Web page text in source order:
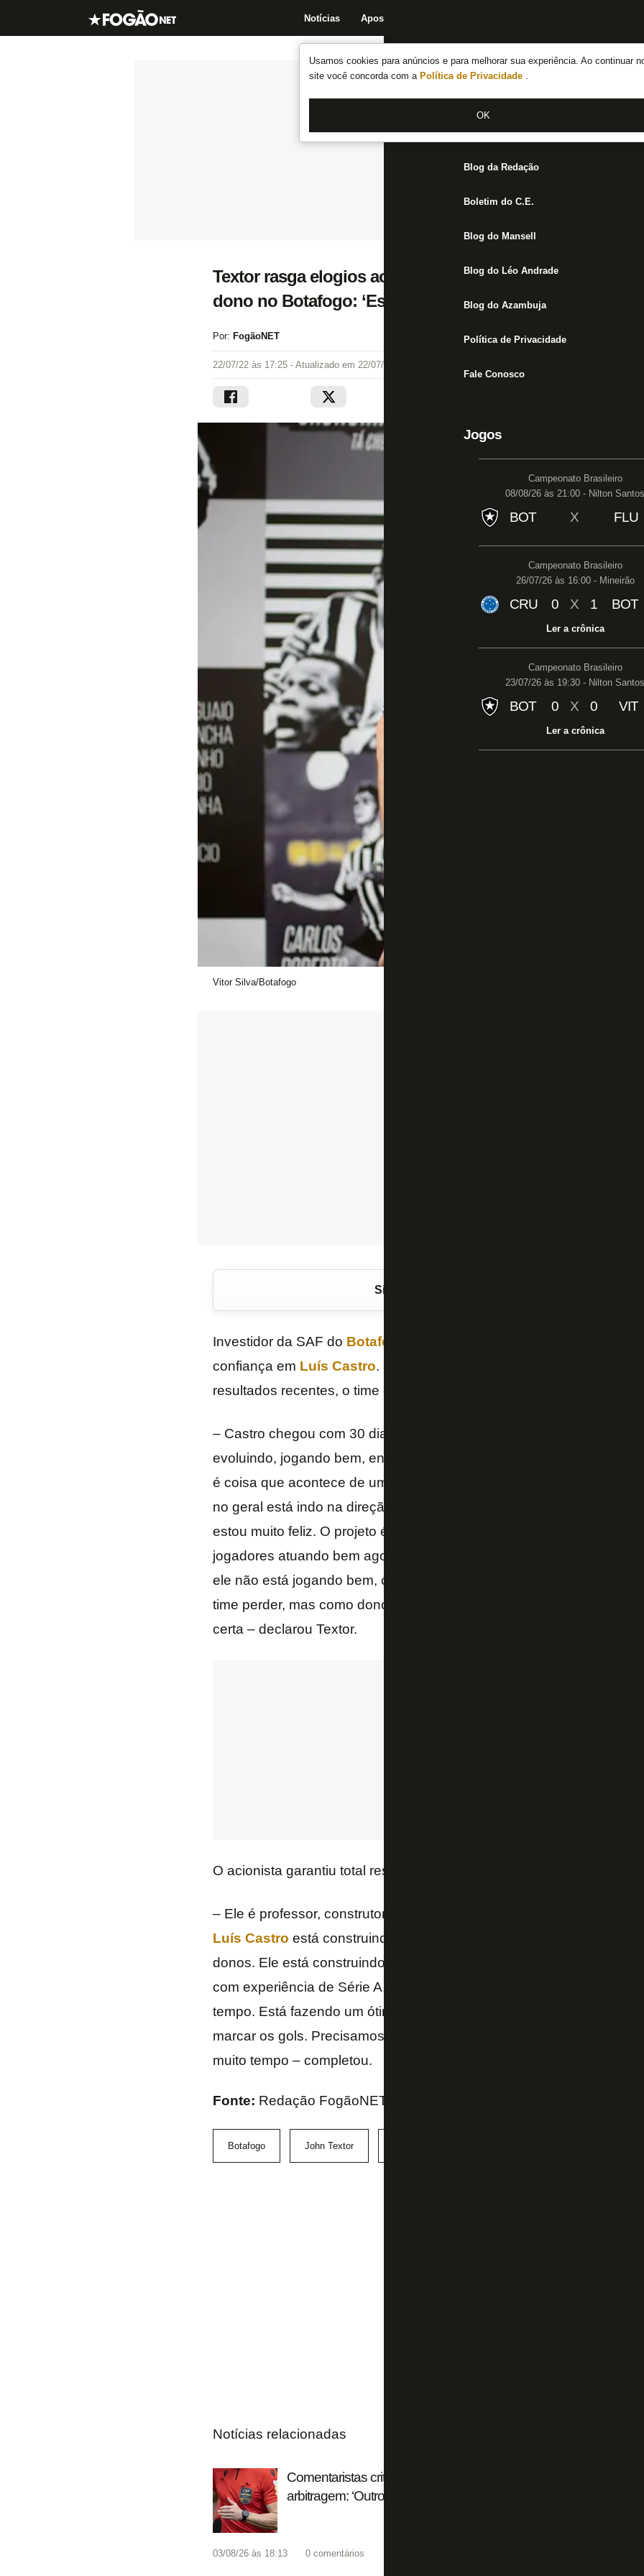
Usamos cookies para anúncios e para melhorar sua experiência. Ao continuar
site você concorda com a Política de Privacidade .
OK
Notícias Apostas
Notícias do Botafogo
Fórum
Jogos
Blog da Redação
Boletim do C.E.
Blog do Mansell
Blog do Léo Andrade
Blog do Azambuja
Política de Privacidade
Fale Conosco
Jogos
Campeonato Brasileiro
08/08/26 às 21:00 - Nilton Santos
BOT X FLU
Campeonato Brasileiro
26/07/26 às 16:00 - Mineirão
CRU 0 X 1 BOT
Ler a crônica
Campeonato Brasileiro
23/07/26 às 19:30 - Nilton Santos
BOT 0 X 0 VIT
Ler a crônica
Textor rasga elogios ao trabalho de Luís Castro e diz
dono no Botafogo: ‘Estamos indo na direção certa’
Por: FogãoNET
22/07/22 às 17:25 - Atualizado em 22/07/22 às 17:38
Vitor Silva/Botafogo
Siga o FogãoNET
Investidor da SAF do Botafogo
confiança em Luís Castro. O empresário americano afirmou que,
resultados recentes, o time está evoluindo.
– Castro chegou com 30 dias para criar um time, dá para ver que o
evoluindo, jogando bem, entrou sem pré-temporada, está criando o
é coisa que acontece de um dia para o outro. Tem espaço, áreas
no geral está indo na direção certa. Como fã, não fico feliz, mas
estou muito feliz. O projeto é um desafio de criar uma coisa forte e
jogadores atuando bem agora que não falavam bem antes, agora
ele não está jogando bem, como Lucas Fernandes. Como torcedor,
time perder, mas como dono, construindo para o futuro, tudo está
certa – declarou Textor.
O acionista garantiu total respaldo a
– Ele é professor, construtor, manager, vencedor, conhece o jogo,
Luís Castro está construindo, gostaria que os torcedores se
donos. Ele está construindo algo especial. Começou apenas com
com experiência de Série A, dos 30 do elenco. Acho que ele vai ficar
tempo. Está fazendo um ótimo trabalho, infelizmente não pode entrar
marcar os gols. Precisamos entender que é algo de longo prazo,
muito tempo – completou.
Fonte: Redação FogãoNET
Botafogo John Textor
Notícias relacionadas
Comentaristas criticam Flamengo e Palmeiras por troca de
arbitragem: ‘Outro dia estávamos falando do John Textor, é a
03/08/26 às 18:13 0 comentários